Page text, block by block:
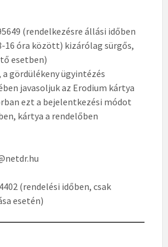
(rendelkezésre állási időben
16 óra között) kizárólag sürgős,
esetben)
a gördülékeny ügyintézés
javasoljuk az Erodium kártya
ezt a bejelentkezési módot
kártya a rendelőben
(rendelési időben, csak
esetén)